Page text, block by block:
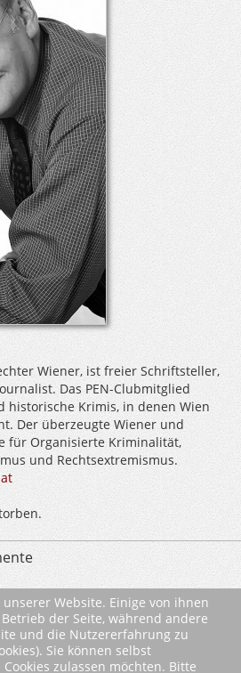
Wiener, ist freier Schriftsteller,
Das PEN-Clubmitglied
historische Krimis, in denen Wien
Der überzeugte Wiener und
für Organisierte Kriminalität,
und Rechtsextremismus.
ggfls. zzgl. Versandkosten (siehe
Website. Einige von ihnen
der Seite, während andere
und die Nutzererfahrung zu
Sie können selbst
zulassen möchten. Bitte